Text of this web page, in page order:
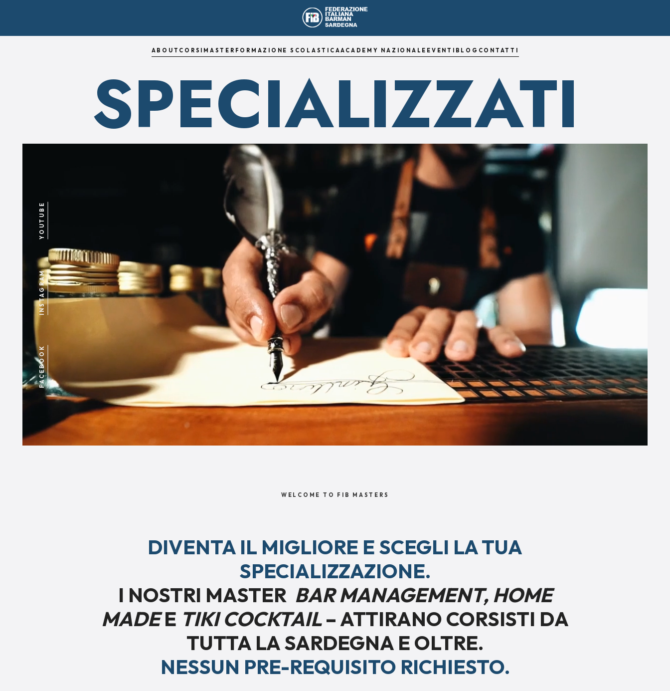
ABOUT CORSI MASTER FORMAZIONE SCOLASTICAACADEMY NAZIONALE EVENTI BLOG CONTATTI
SPECIALIZZATI
FACEBOOK
INSTAGRAM
YOUTUBE
WELCOME TO FIB MASTERS
DIVENTA IL MIGLIORE E SCEGLI LA TUA
SPECIALIZZAZIONE.
I NOSTRI MASTER BAR MANAGEMENT, HOME
MADEE TIKI COCKTAIL– ATTIRANO CORSISTI DA
TUTTA LA SARDEGNA E OLTRE.
NESSUN PRE-REQUISITO RICHIESTO.